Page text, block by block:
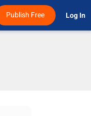
Publish Free Log In